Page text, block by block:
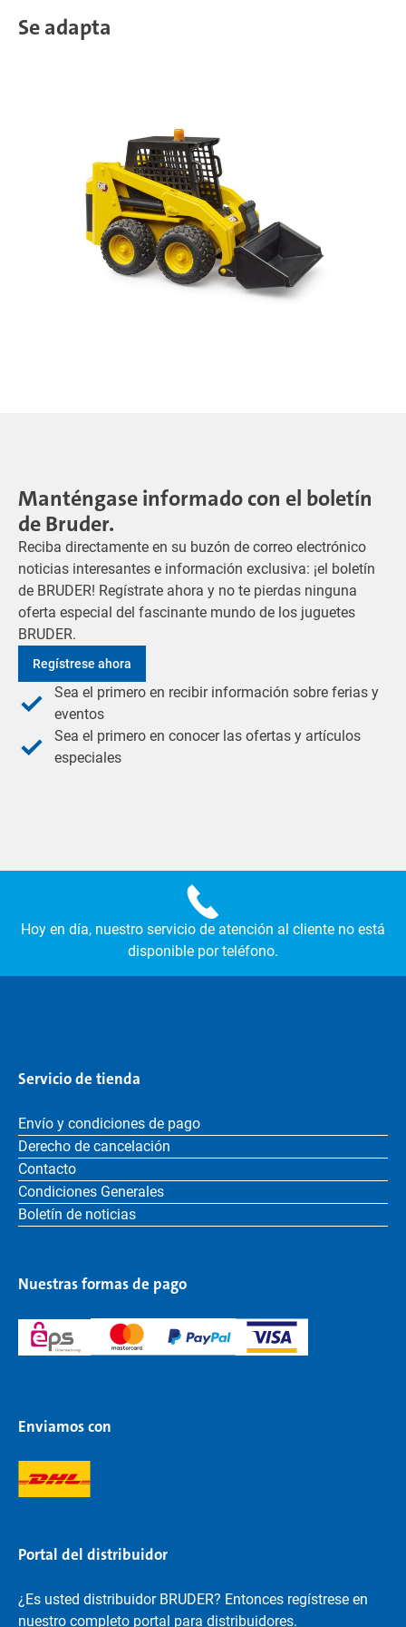
Se adapta
Manténgase informado con el boletín
de Bruder.
Reciba directamente en su buzón de correo electrónico
noticias interesantes e información exclusiva: ¡el boletín
de BRUDER! Regístrate ahora y no te pierdas ninguna
oferta especial del fascinante mundo de los juguetes
BRUDER.
Regístrese ahora
Sea el primero en recibir información sobre ferias y
eventos
Sea el primero en conocer las ofertas y artículos
especiales
Hoy en día, nuestro servicio de atención al cliente no está
disponible por teléfono.
Servicio de tienda
Envío y condiciones de pago
Derecho de cancelación
Contacto
Condiciones Generales
Boletín de noticias
Nuestras formas de pago
Enviamos con
Portal del distribuidor
¿Es usted distribuidor BRUDER? Entonces regístrese en
nuestro completo portal para distribuidores.